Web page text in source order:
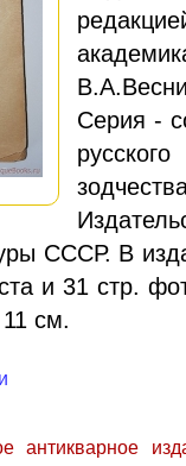
Серия -
русского
СССР. В
и 31 стр.
см.
антикварное